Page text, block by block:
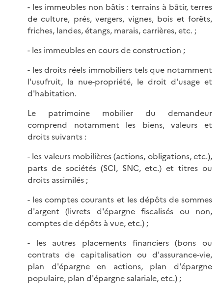
- les immeubles non bâtis : terrains à bâtir, terres
de culture, prés, vergers, vignes, bois et forêts,
friches, landes, étangs, marais, carrières, etc. ;
- les immeubles en cours de construction ;
- les droits réels immobiliers tels que notamment
l'usufruit, la nue-propriété, le droit d'usage et
d'habitation.
Le patrimoine mobilier du demandeur
comprend notamment les biens, valeurs et
droits suivants :
- les valeurs mobilières (actions, obligations, etc.),
parts de sociétés (SCI, SNC, etc.) et titres ou
droits assimilés ;
- les comptes courants et les dépôts de sommes
d'argent (livrets d'épargne fiscalisés ou non,
comptes de dépôts à vue, etc.) ;
- les autres placements financiers (bons ou
contrats de capitalisation ou d'assurance-vie,
plan d'épargne en actions, plan d'épargne
populaire, plan d'épargne salariale, etc.) ;